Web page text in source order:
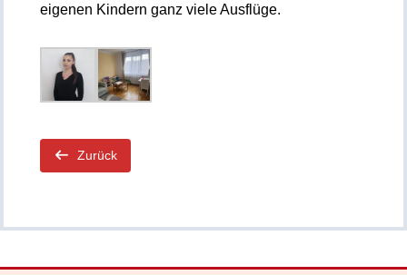
eigenen Kindern ganz viele Ausflüge.
Zurück